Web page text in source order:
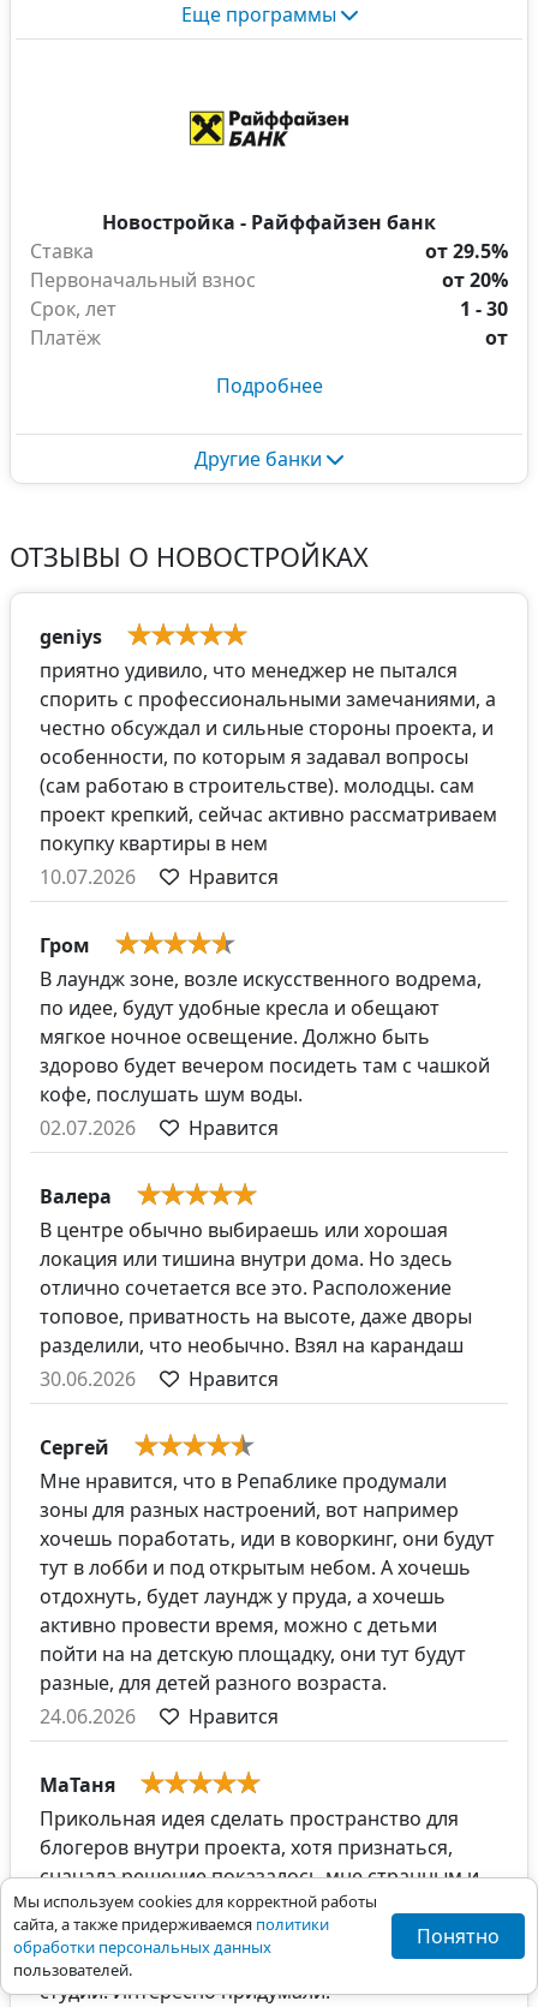
Мы используем cookies для корректной работы
сайта, а также придерживаемся политики
обработки персональных данных
пользователей.
Понятно
Еще программы
Новостройка - Райффайзен банк
Ставка
от 29.5%
Первоначальный взнос
от 20%
Срок, лет
1 - 30
Платёж
от
Подробнее
Другие банки
ОТЗЫВЫ О НОВОСТРОЙКАХ
geniys
приятно удивило, что менеджер не пытался
спорить с профессиональными замечаниями, а
честно обсуждал и сильные стороны проекта, и
особенности, по которым я задавал вопросы
(сам работаю в строительстве). молодцы. сам
проект крепкий, сейчас активно рассматриваем
покупку квартиры в нем
10.07.2026
Нравится
Гром
В лаундж зоне, возле искусственного водрема,
по идее, будут удобные кресла и обещают
мягкое ночное освещение. Должно быть
здорово будет вечером посидеть там с чашкой
кофе, послушать шум воды.
02.07.2026
Нравится
Валера
В центре обычно выбираешь или хорошая
локация или тишина внутри дома. Но здесь
отлично сочетается все это. Расположение
топовое, приватность на высоте, даже дворы
разделили, что необычно. Взял на карандаш
30.06.2026
Нравится
Сергей
Мне нравится, что в Репаблике продумали
зоны для разных настроений, вот например
хочешь поработать, иди в коворкинг, они будут
тут в лобби и под открытым небом. А хочешь
отдохнуть, будет лаундж у пруда, а хочешь
активно провести время, можно с детьми
пойти на на детскую площадку, они тут будут
разные, для детей разного возраста.
24.06.2026
Нравится
МаТаня
Прикольная идея сделать пространство для
блогеров внутри проекта, хотя признаться,
сначала решение показалось мне странным и
неуместным. А потом почитала подробнее, по
сути это просто отдельная тихая зона для
подростков внутри парка, а не какие-то шумные
студии. Интересно придумали.